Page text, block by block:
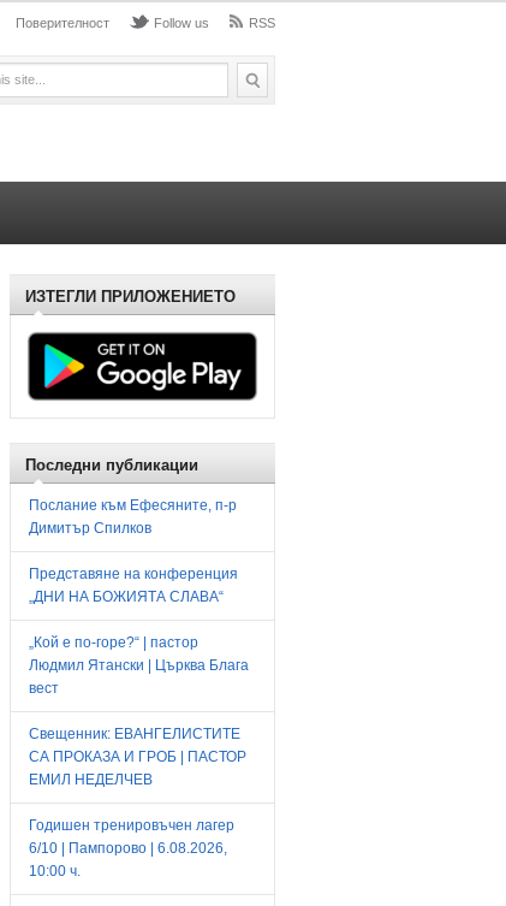
Поверителност Follow us RSS
ИЗТЕГЛИ ПРИЛОЖЕНИЕТО
Последни публикации
Послание към Ефесяните, п-р
Димитър Спилков
Представяне на конференция
„ДНИ НА БОЖИЯТА СЛАВА“
„Кой е по-горе?“ | пастор
Людмил Ятански | Църква Блага
вест
Свещенник: ЕВАНГЕЛИСТИТЕ
СА ПРОКАЗА И ГРОБ | ПАСТОР
ЕМИЛ НЕДЕЛЧЕВ
Годишен тренировъчен лагер
6/10 | Пампорово | 6.08.2026,
10:00 ч.